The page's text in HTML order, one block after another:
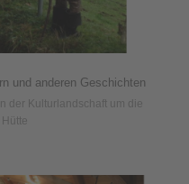
und anderen Geschichten
der Kulturlandschaft um die